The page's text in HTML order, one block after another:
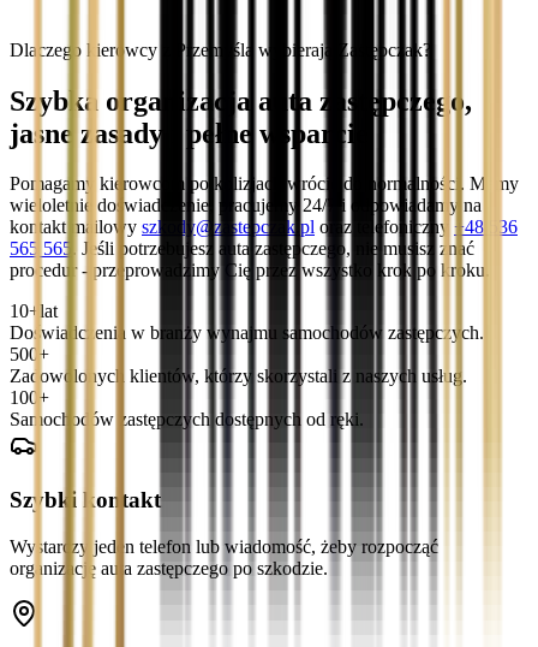
Dlaczego kierowcy z Przemyśla wybierają Zastępczak?
Szybka organizacja auta zastępczego,
jasne zasady i pełne wsparcie
Pomagamy kierowcom po kolizjach wrócić do normalności. Mamy
wieloletnie doświadczenie, pracujemy 24/7 i odpowiadamy na
kontakt mailowy szkody@zastepczak.pl oraz telefoniczny +48 536
565 565 . Jeśli potrzebujesz auta zastępczego, nie musisz znać
procedur - przeprowadzimy Cię przez wszystko krok po kroku.
10+ lat
Doświadczenia w branży wynajmu samochodów zastępczych.
500+
Zadowolonych klientów, którzy skorzystali z naszych usług.
100+
Samochodów zastępczych dostępnych od ręki.
Szybki kontakt
Wystarczy jeden telefon lub wiadomość, żeby rozpocząć
organizację auta zastępczego po szkodzie.